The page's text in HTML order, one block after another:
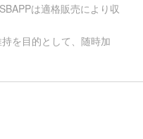
は適格販売により収
を目的として、随時加